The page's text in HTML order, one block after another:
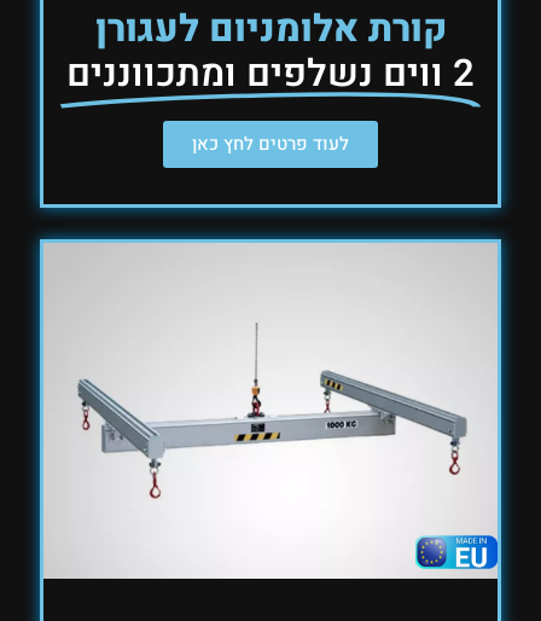
קורת אלומניום לעגורן
2 ווים נשלפים ומתכווננים
לעוד פרטים לחץ כאן